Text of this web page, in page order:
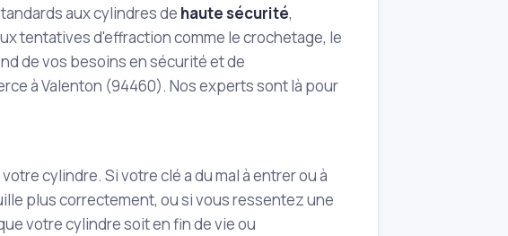
aux cylindres de haute sécurité,
tentatives d'effraction comme le crochetage, le
de vos besoins en sécurité et de
à Valenton (94460). Nos experts sont là pour
cylindre. Si votre clé a du mal à entrer ou à
plus correctement, ou si vous ressentez une
votre cylindre soit en fin de vie ou